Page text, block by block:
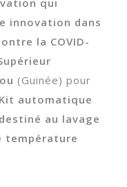
innovation dans
la COVID-
(Guinée) pour
Kit automatique
au lavage
température